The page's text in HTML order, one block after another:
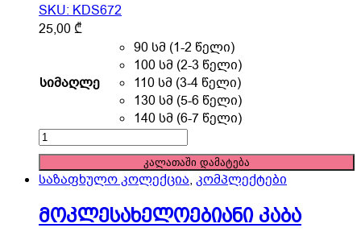
SKU: KDS672
25,00₾
product
multiple
variants.
options
may
be
chosen
on
the
სიმაღლე
90 სმ (1-2 წელი)
100 სმ (2-3 წელი)
110 სმ (3-4 წელი)
130 სმ (5-6 წელი)
140 სმ (6-7 წელი)
მაისური
quantity
კალათაში დამატება
საზაფხულო კოლექცია, კომპლექტები
მოკლესახელოებიანი კაბა